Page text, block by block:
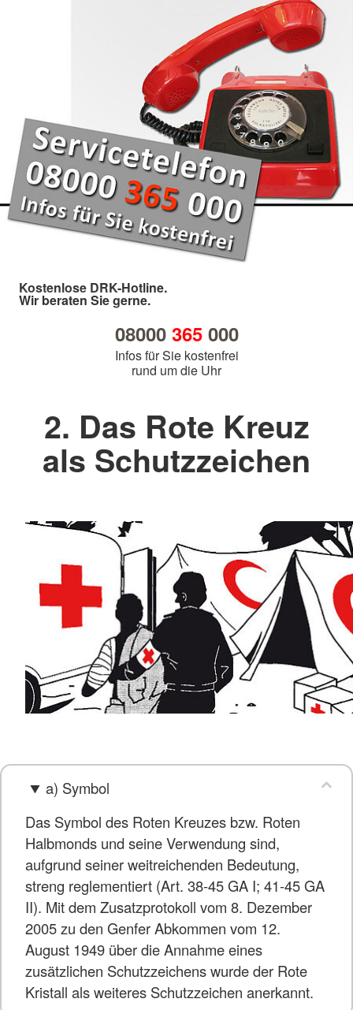
Kostenlose DRK-Hotline.
Wir beraten Sie gerne.
08000 365000
Infos für Sie kostenfrei
rund um die Uhr
2. Das Rote Kreuz
als Schutzzeichen
a) Symbol
Das Symbol des Roten Kreuzes bzw. Roten
Halbmonds und seine Verwendung sind,
aufgrund seiner weitreichenden Bedeutung,
streng reglementiert (Art. 38-45 GA I; 41-45 GA
II). Mit dem Zusatzprotokoll vom 8. Dezember
2005 zu den Genfer Abkommen vom 12.
August 1949 über die Annahme eines
zusätzlichen Schutzzeichens wurde der Rote
Kristall als weiteres Schutzzeichen anerkannt.